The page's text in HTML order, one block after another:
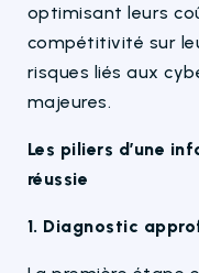
optimisant leurs
compétitivité sur
risques liés aux
majeures.
Les piliers d’une
réussie
1. Diagnostic